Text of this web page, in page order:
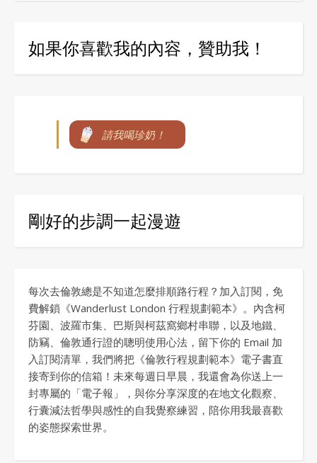
如果你喜歡我的內容，贊助我！
請我喝珍奶！
剛好的步調一起漫遊
每次去倫敦總是不知道怎麼排順路行程？加入訂閱，免
費解鎖《Wanderlust London 行程規劃範本》。內含柯
芬園、波羅市集、巴斯與柯茲窩鄉村串聯，以及地鐵、
防竊、倫敦通行證的聰明使用心法，留下你的 Email 加
入訂閱清單，我們將把《倫敦行程規劃範本》電子書直
接寄到你的信箱！未來每週日早晨，我還會為你送上一
封專屬的「電子報」，與你分享深度的在地文化觀察、
行囊減法哲學與感性的自我覺察練習，陪你用我最喜歡
的姿態探索世界。